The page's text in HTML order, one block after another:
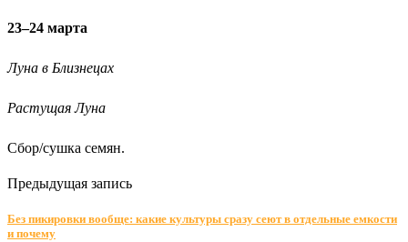
23–24 марта
Луна в Близнецах
Растущая Луна
Сбор/сушка семян.
Предыдущая запись
Без пикировки вообще: какие культуры сразу сеют в отдельные емкости
и почему